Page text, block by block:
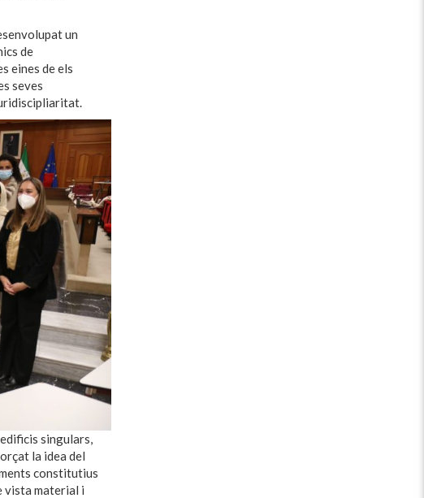
un
de
eines de els
seves
singulars,
la idea del
constitutius
vista material i